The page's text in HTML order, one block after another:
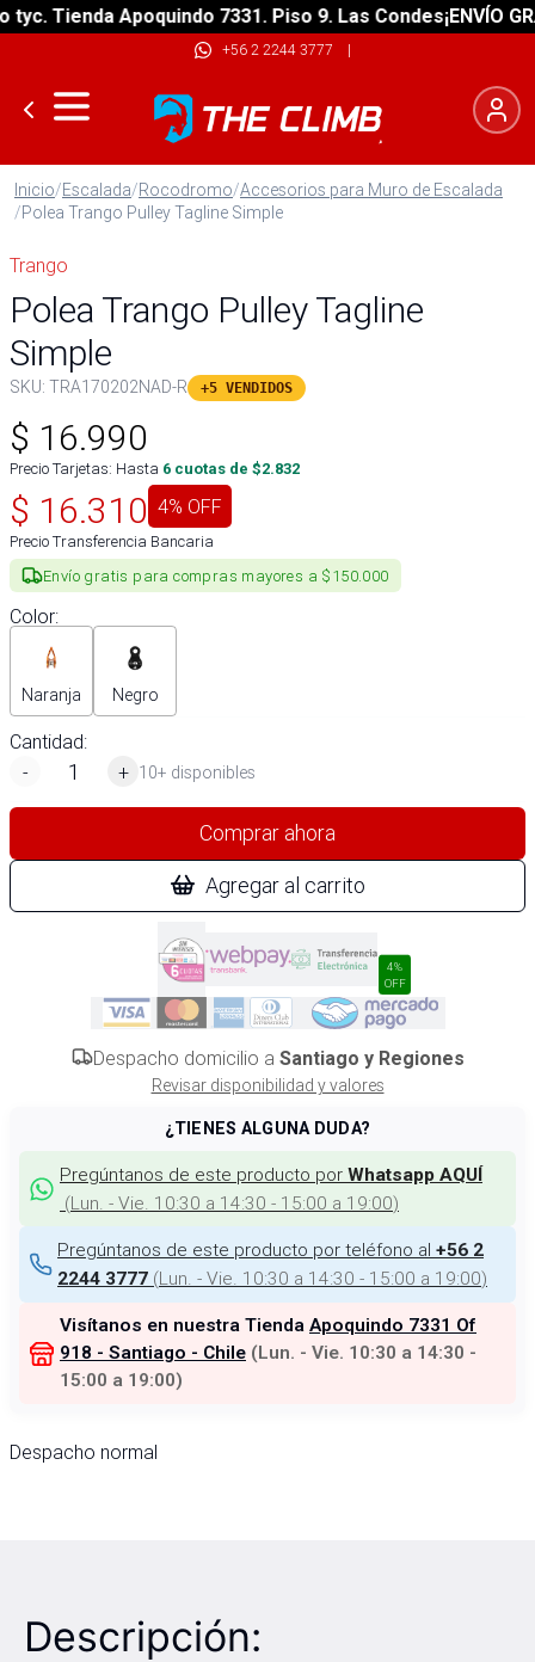
Tienda Apoquindo 7331. Piso 9. Las Condes¡ENVÍO
+56 2 2244 3777 |
Inicio/Escalada/Rocodromo/Accesorios para Muro de Escalada
/Polea Trango Pulley Tagline Simple
Trango
Polea Trango Pulley Tagline
Simple
SKU: TRA170202NAD-R +5 VENDIDOS
$ 16.990
Precio Tarjetas: Hasta 6 cuotas de $2.832
$ 16.310 4% OFF
Precio Transferencia Bancaria
Envío gratis para compras mayores a $150.000
Color:
Naranja Negro
Cantidad:
-
+ 10+ disponibles
Comprar ahora
Agregar al carrito
4%
OFF
Despacho domicilio a Santiago y Regiones
Revisar disponibilidad y valores
¿TIENES ALGUNA DUDA?
Pregúntanos de este producto por Whatsapp AQUÍ
(Lun. - Vie. 10:30 a 14:30 - 15:00 a 19:00)
Pregúntanos de este producto por teléfono al +56 2
2244 3777 (Lun. - Vie. 10:30 a 14:30 - 15:00 a 19:00)
Visítanos en nuestra Tienda Apoquindo 7331 Of
918 - Santiago - Chile (Lun. - Vie. 10:30 a 14:30 -
15:00 a 19:00)
Despacho normal
Descripción: